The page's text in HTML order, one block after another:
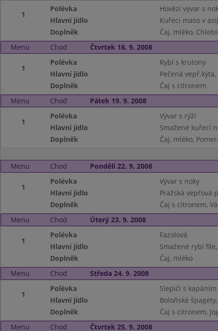
1
Polévka
Hovězí vývar s
Hlavní jídlo
Kuřecí maso v
Doplněk
Čaj, mléko,
Menu
Chod Čtvrtek 18. 9. 2008
1
Polévka
Rybí s krutony
Hlavní jídlo
Pečená
Doplněk
Čaj s citronem
Menu
Chod Pátek 19. 9. 2008
1
Polévka
Vývar s rýží
Hlavní jídlo
Smažené kuřecí
Doplněk
Čaj, mléko,
Menu Chod Pondělí 22. 9. 2008
1
Polévka
Vývar s noky
Hlavní jídlo
Pražská vepřová
Doplněk
Čaj s citronem,
Menu
Chod Úterý 23. 9. 2008
1
Polévka
Fazolová
Hlavní jídlo
Smažené rybí
Doplněk
Čaj, mléko
Menu
Chod Středa 24. 9. 2008
1
Polévka
Slepičí s kapáním
Hlavní jídlo
Boloňské
Doplněk
Čaj s citronem,
Menu
Chod Čtvrtek 25. 9. 2008